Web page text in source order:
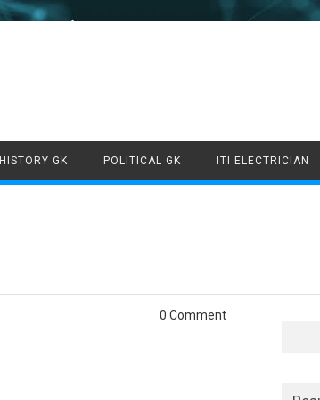
Skip to content
HISTORY GK POLITICAL GK ITI ELECTRICIAN
0 Comment